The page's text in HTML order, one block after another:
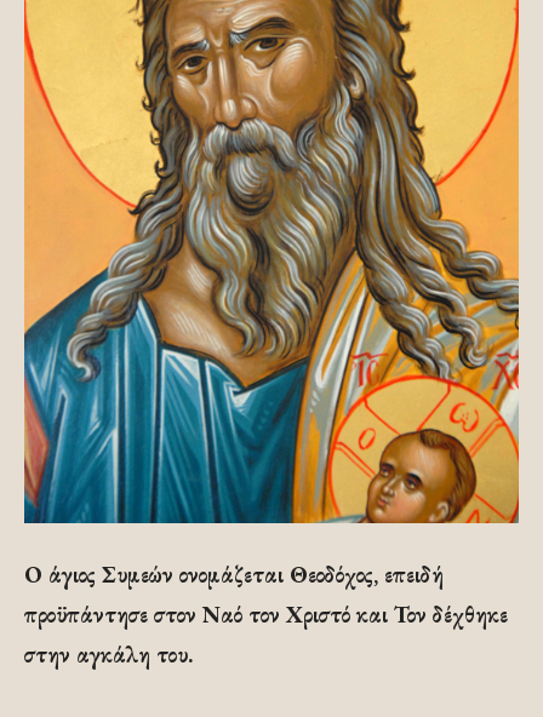
Ο άγιος Συμεών ονομάζεται Θεοδόχος, επειδή
προϋπάντησε στον Ναό τον Χριστό και Τον δέχθηκε
στην αγκάλη του.